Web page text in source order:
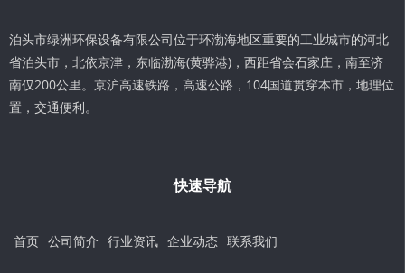
泊头市绿洲环保设备有限公司位于环渤海地区重要的工业城市的河北
省泊头市，北依京津，东临渤海(黄骅港)，西距省会石家庄，南至济
南仅200公里。京沪高速铁路，高速公路，104国道贯穿本市，地理位
置，交通便利。
快速导航
首页 公司简介 行业资讯 企业动态 联系我们